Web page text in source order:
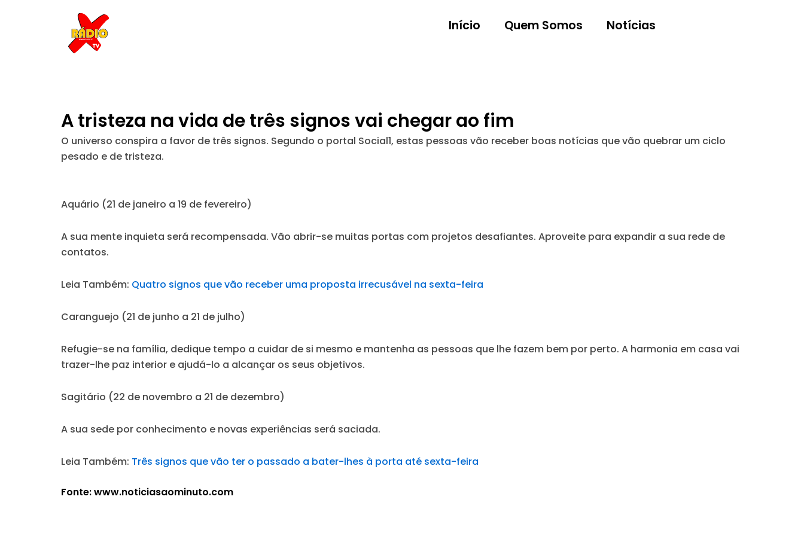
Início Quem Somos Notícias
A tristeza na vida de três signos vai chegar ao fim
O universo conspira a favor de três signos. Segundo o portal Social1, estas pessoas vão receber boas notícias que vão quebrar um ciclo
pesado e de tristeza.
Aquário (21 de janeiro a 19 de fevereiro)
A sua mente inquieta será recompensada. Vão abrir-se muitas portas com projetos desafiantes. Aproveite para expandir a sua rede de
contatos.
Leia Também: Quatro signos que vão receber uma proposta irrecusável na sexta-feira
Caranguejo (21 de junho a 21 de julho)
Refugie-se na família, dedique tempo a cuidar de si mesmo e mantenha as pessoas que lhe fazem bem por perto. A harmonia em casa vai
trazer-lhe paz interior e ajudá-lo a alcançar os seus objetivos.
Sagitário (22 de novembro a 21 de dezembro)
A sua sede por conhecimento e novas experiências será saciada.
Leia Também: Três signos que vão ter o passado a bater-lhes à porta até sexta-feira
Fonte: www.noticiasaominuto.com